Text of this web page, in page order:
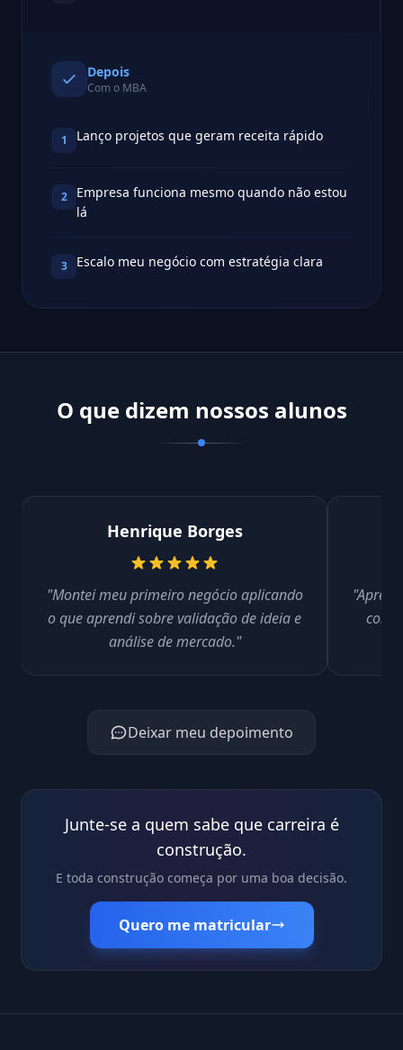
Depois
Com o MBA
1 Lanço projetos que geram receita rápido
2
Empresa funciona mesmo quando não estou
lá
3 Escalo meu negócio com estratégia clara
O que dizem nossos alunos
Henrique Borges
"Montei meu primeiro negócio aplicando
o que aprendi sobre validação de ideia e
análise de mercado."
Deixar meu depoimento
Junte-se a quem sabe que carreira é
construção.
E toda construção começa por uma boa decisão.
Quero me matricular